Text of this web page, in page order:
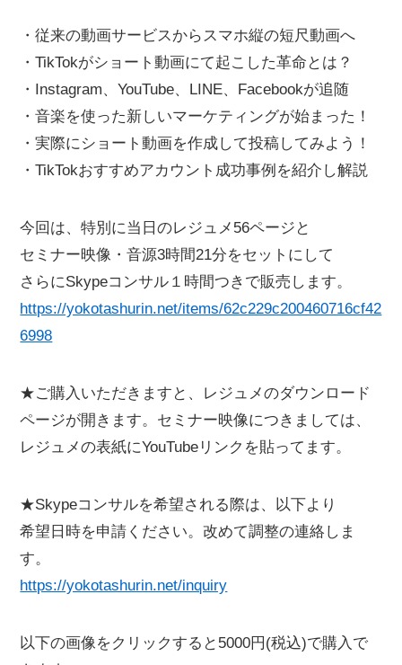
・従来の動画サービスからスマホ縦の短尺動画へ
・TikTokがショート動画にて起こした革命とは？
・Instagram、YouTube、LINE、Facebookが追随
・音楽を使った新しいマーケティングが始まった！
・実際にショート動画を作成して投稿してみよう！
・TikTokおすすめアカウント成功事例を紹介し解説
今回は、特別に当日のレジュメ56ページと
セミナー映像・音源3時間21分をセットにして
さらにSkypeコンサル１時間つきで販売します。
https://yokotashurin.net/items/62c229c200460716cf42
6998
★ご購入いただきますと、レジュメのダウンロード
ページが開きます。セミナー映像につきましては、
レジュメの表紙にYouTubeリンクを貼ってます。
★Skypeコンサルを希望される際は、以下より
希望日時を申請ください。改めて調整の連絡しま
す。
https://yokotashurin.net/inquiry
以下の画像をクリックすると5000円(税込)で購入で